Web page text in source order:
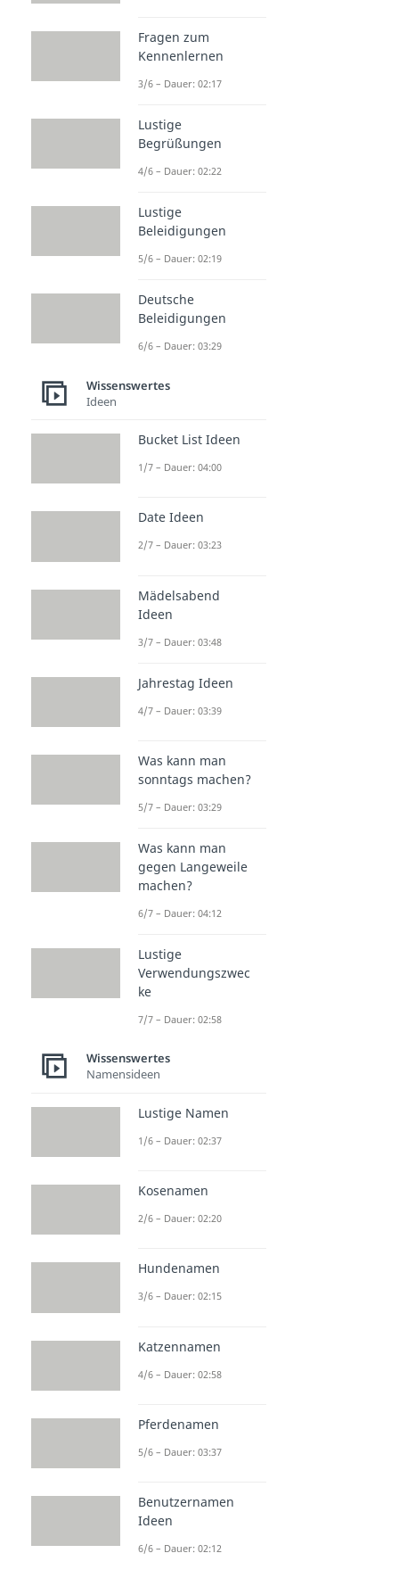
Fragen zum
Kennenlernen
3/6 – Dauer: 02:17
Lustige
Begrüßungen
4/6 – Dauer: 02:22
Lustige
Beleidigungen
5/6 – Dauer: 02:19
Deutsche
Beleidigungen
6/6 – Dauer: 03:29
Wissenswertes
Ideen
Bucket List Ideen
1/7 – Dauer: 04:00
Date Ideen
2/7 – Dauer: 03:23
Mädelsabend
Ideen
3/7 – Dauer: 03:48
Jahrestag Ideen
4/7 – Dauer: 03:39
Was kann man
sonntags machen?
5/7 – Dauer: 03:29
Was kann man
gegen Langeweile
machen?
6/7 – Dauer: 04:12
Lustige
Verwendungszwec
ke
7/7 – Dauer: 02:58
Wissenswertes
Namensideen
Lustige Namen
1/6 – Dauer: 02:37
Kosenamen
2/6 – Dauer: 02:20
Hundenamen
3/6 – Dauer: 02:15
Katzennamen
4/6 – Dauer: 02:58
Pferdenamen
5/6 – Dauer: 03:37
Benutzernamen
Ideen
6/6 – Dauer: 02:12